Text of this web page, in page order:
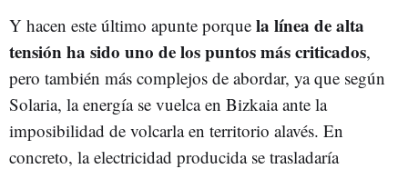
Y hacen este último apunte porque la línea de alta
tensión ha sido uno de los puntos más criticados,
pero también más complejos de abordar, ya que según
Solaria, la energía se vuelca en Bizkaia ante la
imposibilidad de volcarla en territorio alavés. En
concreto, la electricidad producida se trasladaría